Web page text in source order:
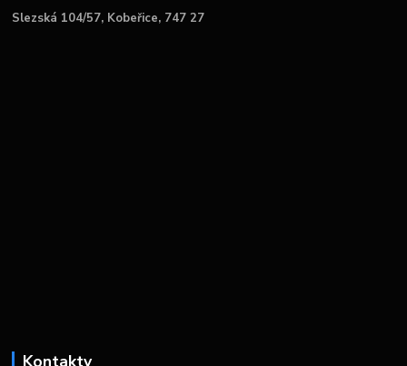
Slezská 104/57, Kobeřice, 747 27
Kontakty